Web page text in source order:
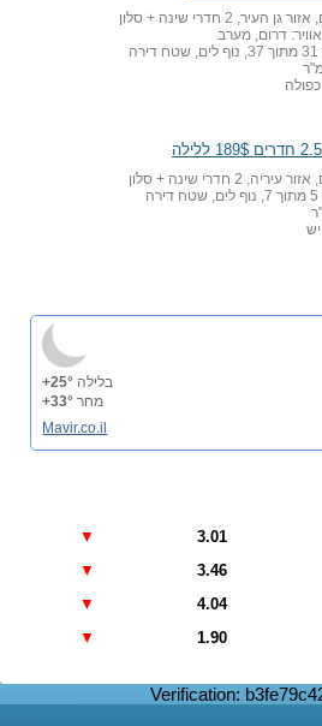
גן העיר, 2 חדרי שינה + סלון
אוויר: דרום, מערב
2 חדרי שינה + סלון
בלילה +25°
מחר +33°
Mavir.co.il
3.01
▼
3.46
▼
4.04
▼
1.90
▼
Verification: